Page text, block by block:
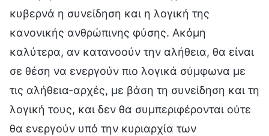
κυβερνά η συνείδηση και η λογική της
κανονικής ανθρώπινης φύσης. Ακόμη
καλύτερα, αν κατανοούν την αλήθεια, θα είναι
σε θέση να ενεργούν πιο λογικά σύμφωνα με
τις αλήθεια-αρχές, με βάση τη συνείδηση και τη
λογική τους, και δεν θα συμπεριφέρονται ούτε
θα ενεργούν υπό την κυριαρχία των